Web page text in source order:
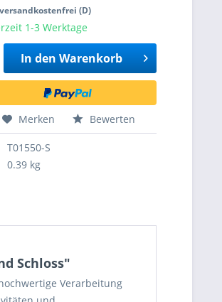
(D)
1-3 Werktage
In den Warenkorb
Merken Bewerten
T01550-S
0.39 kg
Schloss"
Verarbeitung